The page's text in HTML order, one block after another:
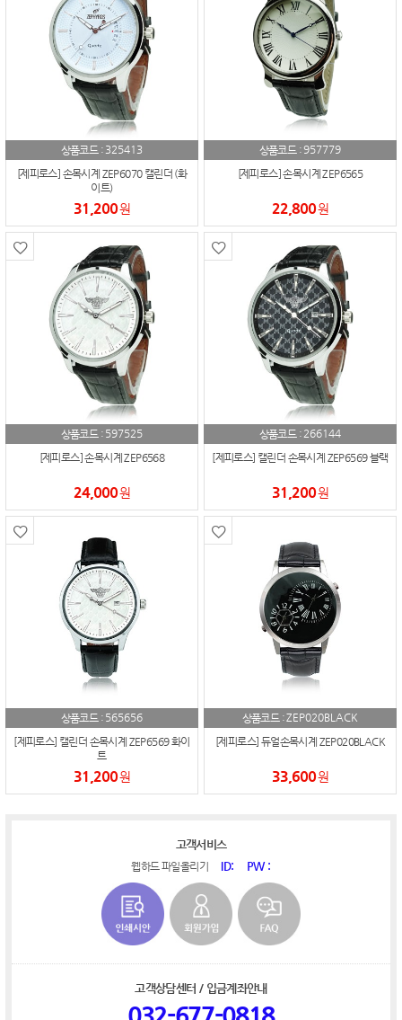
상품코드 : 325413
[제피로스] 손목시계 ZEP6070 캘린더 (화
이트)
31,200원
상품코드 :957779
[제피로스] 손목시계 ZEP6565
22,800원
상품코드 : 597525
[제피로스] 손목시계 ZEP6568
24,000원
상품코드 :266144
[제피로스] 캘린더 손목시계 ZEP6569 블랙
31,200원
상품코드 : 565656
[제피로스] 캘린더 손목시계 ZEP6569 화이
트
31,200원
상품코드 :ZEP020BLACK
[제피로스] 듀얼손목시계 ZEP020BLACK
33,600원
고객서비스
웹하드 파일올리기 ID: PW :
고객상담센터 / 입금계좌안내